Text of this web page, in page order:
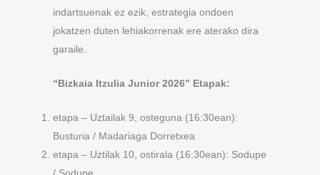
indartsuenak ez ezik, estrategia ondoen
jokatzen duten lehiakorrenak ere aterako dira
garaile.
“Bizkaia Itzulia Junior 2026” Etapak:
etapa – Uztailak 9, osteguna (16:30ean):
Busturia / Madariaga Dorretxea
etapa – Uztilak 10, ostirala (16:30ean): Sodupe